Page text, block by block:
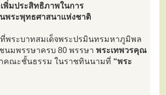
พิ่มประสิทธิภาพในการ
พระพุทธศาสนาแห่งชาติ
พระบาทสมเด็จพระปรมินทรมหาภูมิพล
นมพรรษาครบ 80 พรรษา พระเทพวรคุณ
คณะชั้นธรรม ในราชทินนามที่ “พระ